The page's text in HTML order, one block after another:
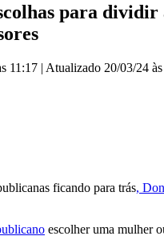
para
11:17 | Atualizado 20/03/24
ficando para trás,
escolher uma mulher